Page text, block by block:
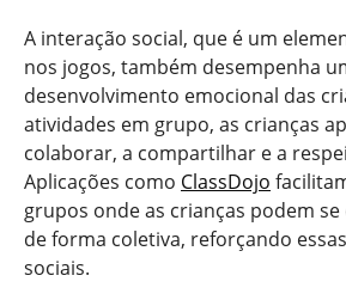
A interação social, que é um
nos jogos, também desempenha
desenvolvimento emocional das
atividades em grupo, as crianças
colaborar, a compartilhar e a
Aplicações como ClassDojo
grupos onde as crianças podem
de forma coletiva, reforçando
sociais.